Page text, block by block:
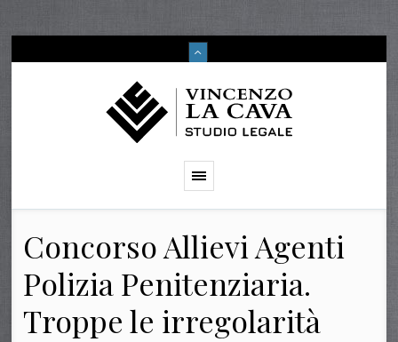
Concorso Allievi Agenti
Polizia Penitenziaria.
Troppe le irregolarità